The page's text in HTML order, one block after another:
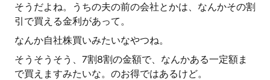
そうだよね。うちの夫の前の会社とかは、なんかその割
引で買える金利があって。
なんか自社株買いみたいなやつね。
そうそうそう、7割8割の金額で、なんかある一定額ま
で買えますみたいな。のお得ではあるけど。